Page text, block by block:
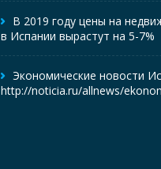
В 2019 году цены на
в Испании вырастут на 5-7%
Экономические новости
http://noticia.ru/allnews/